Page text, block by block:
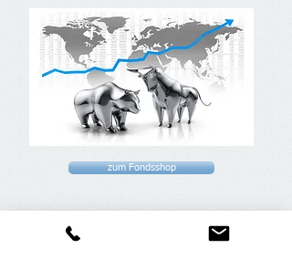
zum Fondsshop